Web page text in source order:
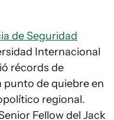
de Seguridad
Internacional
récords de
punto de quiebre en
regional.
Fellow del Jack